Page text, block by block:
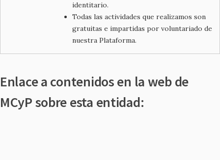
identitario.
Todas las actividades que realizamos son
gratuitas e impartidas por voluntariado de
nuestra Plataforma.
Enlace a contenidos en la web de
MCyP sobre esta entidad: